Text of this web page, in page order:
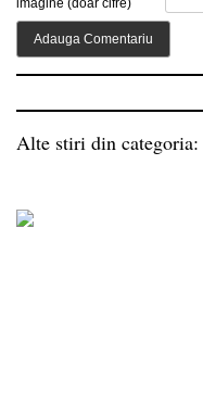
imagine (doar cifre)
Alte stiri din categoria: